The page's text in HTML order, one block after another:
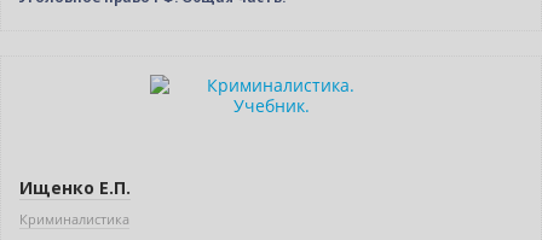
Ищенко Е.П.
Криминалистика